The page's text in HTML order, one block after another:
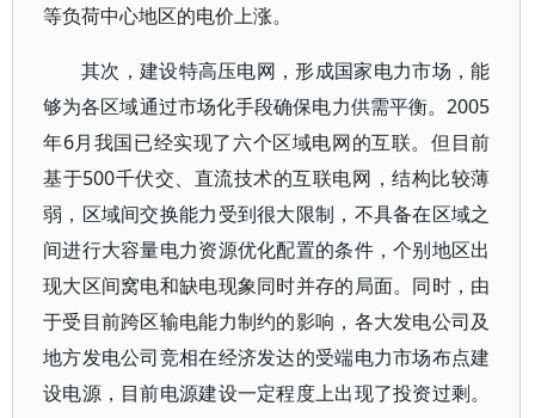
等负荷中心地区的电价上涨。
其次，建设特高压电网，形成国家电力市场，能
够为各区域通过市场化手段确保电力供需平衡。2005
年6月我国已经实现了六个区域电网的互联。但目前
基于500千伏交、直流技术的互联电网，结构比较薄
弱，区域间交换能力受到很大限制，不具备在区域之
间进行大容量电力资源优化配置的条件，个别地区出
现大区间窝电和缺电现象同时并存的局面。同时，由
于受目前跨区输电能力制约的影响，各大发电公司及
地方发电公司竞相在经济发达的受端电力市场布点建
设电源，目前电源建设一定程度上出现了投资过剩。